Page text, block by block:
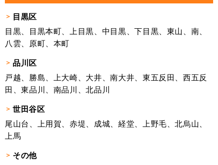
目黒区
目黒、目黒本町、上目黒、中目黒、下目黒、東山、南、
八雲、原町、本町
品川区
戸越、勝島、上大崎、大井、南大井、東五反田、西五反
田、東品川、南品川、北品川
世田谷区
尾山台、上用賀、赤堤、成城、経堂、上野毛、北烏山、
上馬
その他